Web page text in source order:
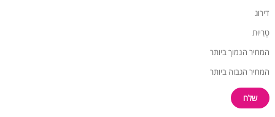
דירוג
טְרִיוּת
המחיר הנמוך ביותר
המחיר הגבוה ביותר